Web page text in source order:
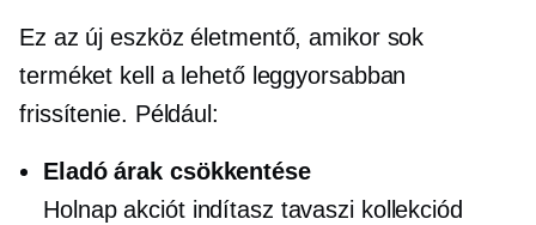
Ez az új eszköz életmentő, amikor sok
terméket kell a lehető leggyorsabban
frissítenie. Például:
Eladó árak csökkentése
Holnap akciót indítasz tavaszi kollekciód